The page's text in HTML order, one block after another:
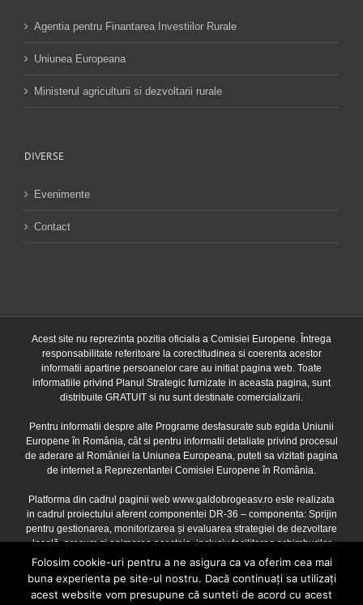
Agentia pentru Finantarea Investiilor Rurale
Uniunea Europeana
Ministerul agriculturii si dezvoltarii rurale
DIVERSE
Evenimente
Contact
Acest site nu reprezinta pozitia oficiala a Comisiei Europene. Întrega
responsabilitate referitoare la corectitudinea si coerenta acestor
informatii apartine persoanelor care au initiat pagina web. Toate
informatiile privind Planul Strategic furnizate in aceasta pagina, sunt
distribuite GRATUIT si nu sunt destinate comercializarii.
Pentru informatii despre alte Programe desfasurate sub egida Uniunii
Europene în România, cât si pentru informatii detaliate privind procesul
de aderare al României la Uniunea Europeana, puteti sa vizitati pagina
de internet a Reprezentantei Comisiei Europene în România.
Platforma din cadrul paginii web www.galdobrogeasv.ro este realizata
in cadrul proiectului aferent componentei DR-36 – componenta: Sprijin
pentru gestionarea, monitorizarea și evaluarea strategiei de dezvoltare
locală, precum și animarea acesteia, inclusiv facilitarea schimburilor
între părțile interesate, finantat prin Uniunea Europeana si Guvernul
Romaniei prin Planul Strategic PAC 2023 – 2027, Acord de finantare
3601F200021621400251/16.10.2024, cu o valoare de 669.047,00
Euro, Contract subsecvent nr. 1 3601F210021621400251/16.10.2024,
Folosim cookie-uri pentru a ne asigura ca va oferim cea mai
buna experienta pe site-ul nostru. Dacă continuați sa utilizați
acest website vom presupune că sunteti de acord cu acest